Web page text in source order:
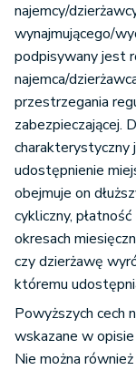
najemcy/
wynajmującego/
podpisywany jest
najemca/
przestrzegania
zabezpieczającej.
charakterystyczny
udostępnienie
obejmuje on
cykliczny,
okresach
czy dzierżawę
któremu
Powyższych cech
wskazane w
Nie można